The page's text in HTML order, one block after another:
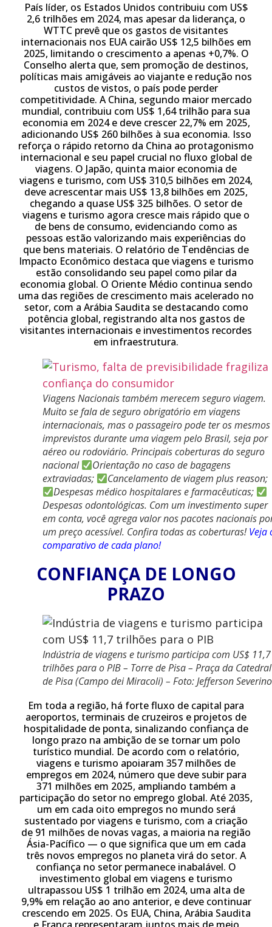
País líder, os Estados Unidos contribuiu com US$
2,6 trilhões em 2024, mas apesar da liderança, o
WTTC prevê que os gastos de visitantes
internacionais nos EUA cairão US$ 12,5 bilhões em
2025, limitando o crescimento a apenas +0,7%. O
Conselho alerta que, sem promoção de destinos,
políticas mais amigáveis ao viajante e redução nos
custos de vistos, o país pode perder
competitividade. A China, segundo maior mercado
mundial, contribuiu com US$ 1,64 trilhão para sua
economia em 2024 e deve crescer 22,7% em 2025,
adicionando US$ 260 bilhões à sua economia. Isso
reforça o rápido retorno da China ao protagonismo
internacional e seu papel crucial no fluxo global de
viagens. O Japão, quinta maior economia de
viagens e turismo, com US$ 310,5 bilhões em 2024,
deve acrescentar mais US$ 13,8 bilhões em 2025,
chegando a quase US$ 325 bilhões. O setor de
viagens e turismo agora cresce mais rápido que o
de bens de consumo, evidenciando como as
pessoas estão valorizando mais experiências do
que bens materiais. O relatório de Tendências de
Impacto Econômico destaca que viagens e turismo
estão consolidando seu papel como pilar da
economia global. O Oriente Médio continua sendo
uma das regiões de crescimento mais acelerado no
setor, com a Arábia Saudita se destacando como
potência global, registrando alta nos gastos de
visitantes internacionais e investimentos recordes
em infraestrutura.
Viagens Nacionais também merecem seguro viagem.
Muito se fala de seguro obrigatório em viagens
internacionais, mas o passageiro pode ter os mesmos
imprevistos durante uma viagem pelo Brasil, seja por
aéreo ou rodoviário. Principais coberturas do seguro
nacional
Orientação no caso de bagagens
extraviadas;
Cancelamento de viagem plus reason;
Despesas médico hospitalares e farmacêuticas;
Despesas odontológicas. Com um investimento super
em conta, você agrega valor nos pacotes nacionais
um preço acessível. Confira todas as coberturas!Veja
comparativo de cada plano!
CONFIANÇA DE LONGO
PRAZO
Indústria de viagens e turismo participa com US$ 11,7
trilhões para o PIB – Torre de Pisa – Praça da Catedral
de Pisa (Campo dei Miracoli) – Foto: Jefferson Severino
Em toda a região, há forte fluxo de capital para
aeroportos, terminais de cruzeiros e projetos de
hospitalidade de ponta, sinalizando confiança de
longo prazo na ambição de se tornar um polo
turístico mundial. De acordo com o relatório,
viagens e turismo apoiaram 357 milhões de
empregos em 2024, número que deve subir para
371 milhões em 2025, ampliando também a
participação do setor no emprego global. Até 2035,
um em cada oito empregos no mundo será
sustentado por viagens e turismo, com a criação
de 91 milhões de novas vagas, a maioria na região
Ásia-Pacífico — o que significa que um em cada
três novos empregos no planeta virá do setor. A
confiança no setor permanece inabalável. O
investimento global em viagens e turismo
ultrapassou US$ 1 trilhão em 2024, uma alta de
9,9% em relação ao ano anterior, e deve continuar
crescendo em 2025. Os EUA, China, Arábia Saudita